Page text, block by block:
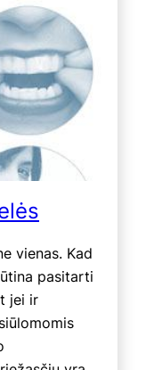
vienas. Kad
pasitarti
jei ir